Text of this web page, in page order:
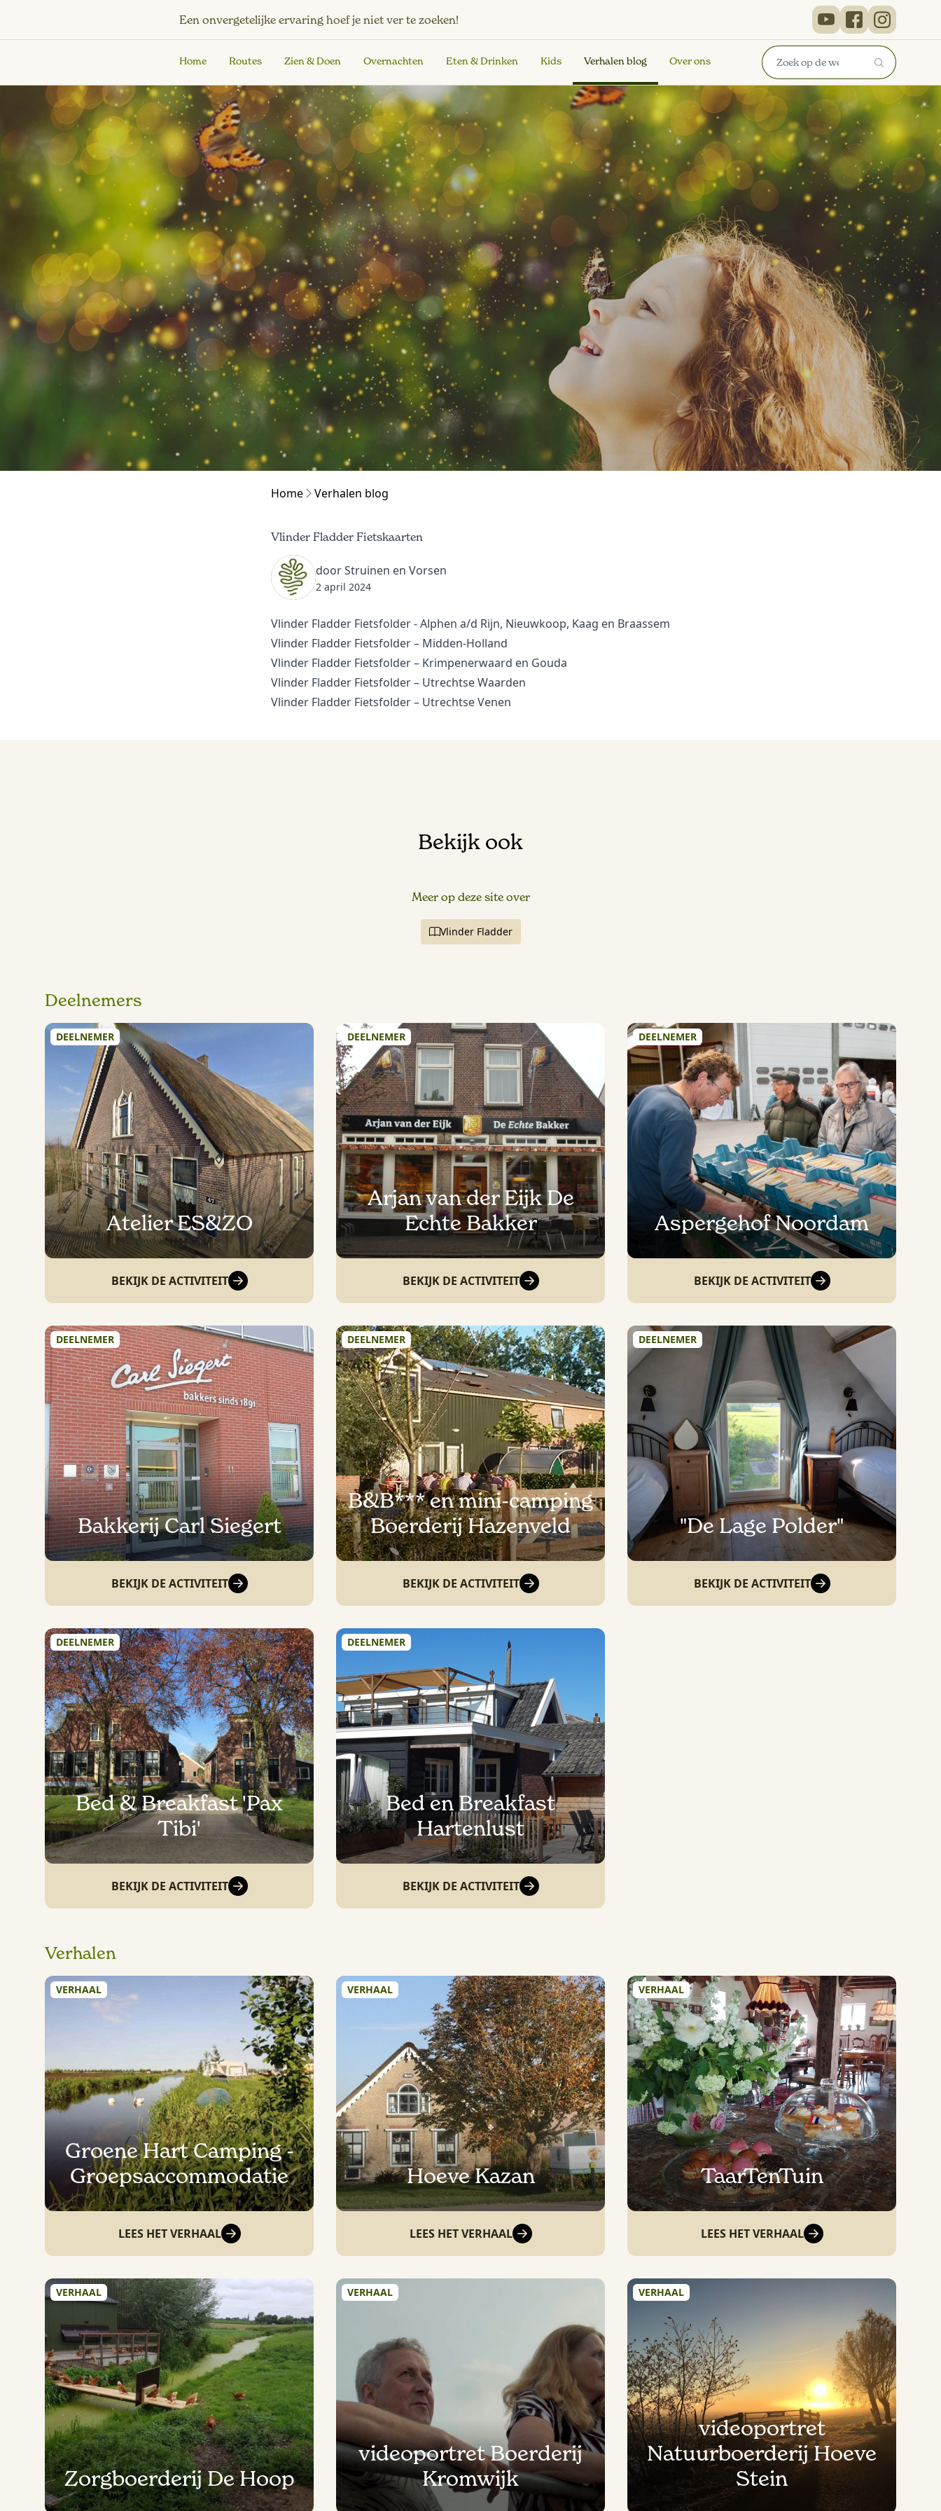
Een onvergetelijke ervaring hoef je niet ver te zoeken!
Home Routes Zien & Doen Overnachten Eten & Drinken Kids Verhalen blog Over ons
Home Verhalen blog
Vlinder Fladder Fietskaarten
door Struinen en Vorsen
2 april 2024
Vlinder Fladder Fietsfolder -Alphen a/d Rijn, Nieuwkoop, Kaag en Braassem
Vlinder Fladder Fietsfolder – Midden-Holland
Vlinder Fladder Fietsfolder – Krimpenerwaard en Gouda
Vlinder Fladder Fietsfolder – Utrechtse Waarden
Vlinder Fladder Fietsfolder – Utrechtse Venen
Bekijk ook
Meer op deze site over
Vlinder Fladder
Deelnemers
DEELNEMER
Atelier ES&ZO
BEKIJK DE ACTIVITEIT
DEELNEMER
Arjan van der Eijk De
Echte Bakker
BEKIJK DE ACTIVITEIT
DEELNEMER
Aspergehof Noordam
BEKIJK DE ACTIVITEIT
DEELNEMER
Bakkerij Carl Siegert
BEKIJK DE ACTIVITEIT
DEELNEMER
B&B*** en mini-camping
Boerderij Hazenveld
BEKIJK DE ACTIVITEIT
DEELNEMER
"De Lage Polder"
BEKIJK DE ACTIVITEIT
DEELNEMER
Bed & Breakfast 'Pax
Tibi'
BEKIJK DE ACTIVITEIT
DEELNEMER
Bed en Breakfast
Hartenlust
BEKIJK DE ACTIVITEIT
Verhalen
VERHAAL
Groene Hart Camping -
Groepsaccommodatie
LEES HET VERHAAL
VERHAAL
Hoeve Kazan
LEES HET VERHAAL
VERHAAL
TaarTenTuin
LEES HET VERHAAL
VERHAAL
Zorgboerderij De Hoop
VERHAAL
videoportret Boerderij
Kromwijk
VERHAAL
videoportret
Natuurboerderij Hoeve
Stein